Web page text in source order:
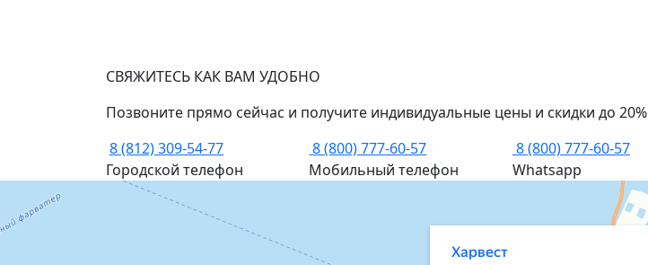
СВЯЖИТЕСЬ КАК ВАМ УДОБНО
Позвоните прямо сейчас и получите индивидуальные цены и скидки до 20%
8 (812) 309-54-77
Городской телефон
8 (800) 777-60-57
Мобильный телефон
8 (800) 777-60-57
Whatsapp